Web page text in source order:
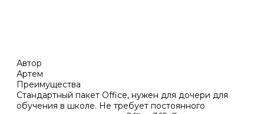
Автор
Артем
Преимущества
Стандартный пакет Office, нужен для дочери для
обучения в школе. Не требует постоянного